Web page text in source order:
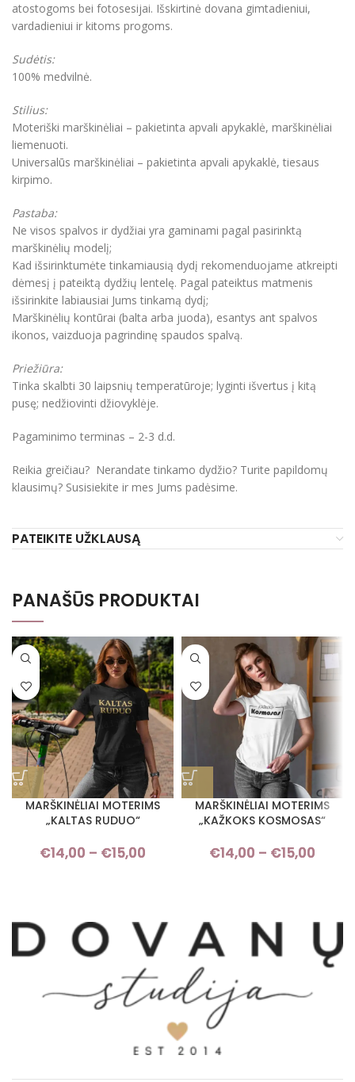
atostogoms bei fotosesijai. Išskirtinė dovana gimtadieniui,
vardadieniui ir kitoms progoms.
Sudėtis:
100% medvilnė.
Stilius:
Moteriški marškinėliai – pakietinta apvali apykaklė, marškinėliai
liemenuoti.
Universalūs marškinėliai – pakietinta apvali apykaklė, tiesaus
kirpimo.
Pastaba:
Ne visos spalvos ir dydžiai yra gaminami pagal pasirinktą
marškinėlių modelį;
Kad išsirinktumėte tinkamiausią dydį rekomenduojame atkreipti
dėmesį į pateiktą dydžių lentelę. Pagal pateiktus matmenis
išsirinkite labiausiai Jums tinkamą dydį;
Marškinėlių kontūrai (balta arba juoda), esantys ant spalvos
ikonos, vaizduoja pagrindinę spaudos spalvą.
Priežiūra:
Tinka skalbti 30 laipsnių temperatūroje; lyginti išvertus į kitą
pusę; nedžiovinti džiovyklėje.
Pagaminimo terminas – 2-3 d.d.
Reikia greičiau? Nerandate tinkamo dydžio? Turite papildomų
klausimų? Susisiekite ir mes Jums padėsime.
PATEIKITE UŽKLAUSĄ
PANAŠŪS PRODUKTAI
MARŠKINĖLIAI MOTERIMS
„KALTAS RUDUO“
€14,00 – €15,00
Price range: €14,00 through
MARŠKINĖLIAI MOTERIMS
„KAŽKOKS KOSMOSAS“
€14,00 – €15,00